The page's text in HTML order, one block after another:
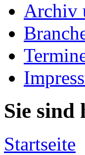
Archiv
Sie sind
Startseite